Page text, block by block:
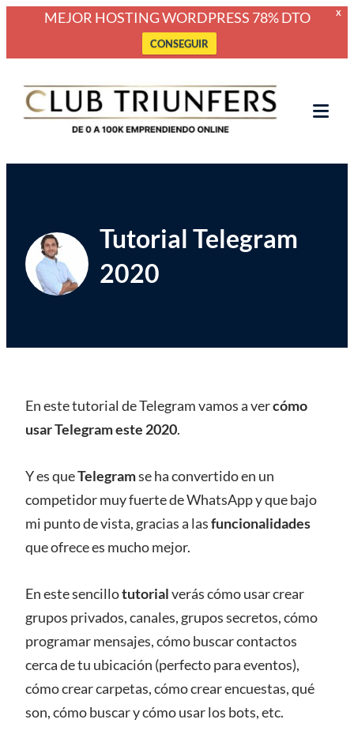
X
MEJOR HOSTING WORDPRESS 78% DTO
CONSEGUIR
contenido
Club Triunfers
Club de Emprendedores Online
Tutorial Telegram
2020
En este tutorial de Telegram vamos a vercómo
usar Telegram este 2020.
Y es queTelegramse ha convertido en un
competidor muy fuerte de WhatsApp y que bajo
mi punto de vista, gracias a lasfuncionalidades
que ofrece es mucho mejor.
En este sencillotutorialverás cómo usar crear
grupos privados, canales, grupos secretos, cómo
programar mensajes, cómo buscar contactos
cerca de tu ubicación (perfecto para eventos),
cómo crear carpetas, cómo crear encuestas, qué
son, cómo buscar y cómo usar los bots, etc.